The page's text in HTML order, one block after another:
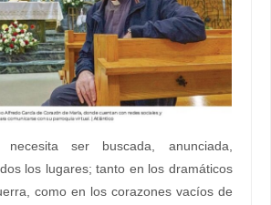
ser buscada, anunciada,
los lugares; tanto en los dramáticos
como en los corazones vacíos de